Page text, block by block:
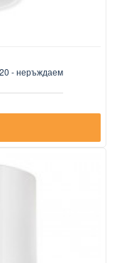
- неръждаем